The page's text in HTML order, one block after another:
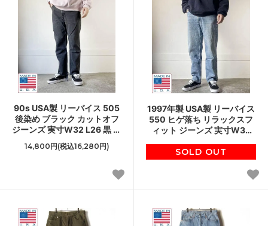
90s USA製 リーバイス 505
後染め ブラック カットオフ
ジーンズ 実寸W32 L26 黒 サ
ルファ アメリカ製 ビンテー
ジ D151
14,800円(税込16,280円)
1997年製 USA製 リーバイス
550 ヒゲ落ち リラックスフ
ィット ジーンズ 実寸W32
ージ D151
SOLD OUT